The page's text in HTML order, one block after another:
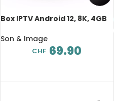
Box IPTV Android 12, 8K, 4GB
Cortex A53 Quad-Core, WiFi
6, BT 5.0+
Son & Image
CHF 69.90